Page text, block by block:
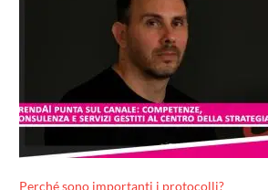
Perché sono importanti i protocolli?